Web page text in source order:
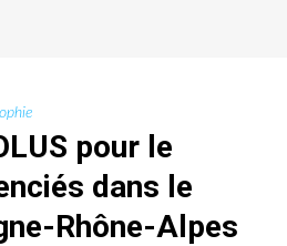
pour le
dans le
Rhône-Alpes